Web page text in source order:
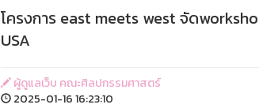
โครงการ east meets west จัด
USA
ผู้ดูแลเว็บ คณะศิลปกรรมศาสตร์
2025-01-16 16:23:10